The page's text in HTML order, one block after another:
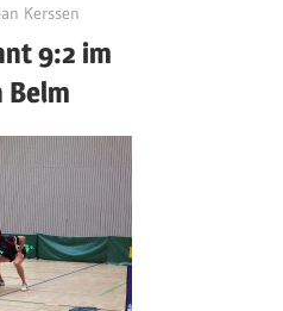
Kerssen
9:2 im